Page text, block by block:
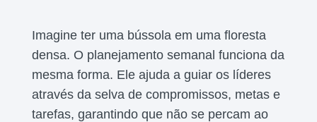
Imagine ter uma bússola em uma floresta
densa. O planejamento semanal funciona da
mesma forma. Ele ajuda a guiar os líderes
através da selva de compromissos, metas e
tarefas, garantindo que não se percam ao